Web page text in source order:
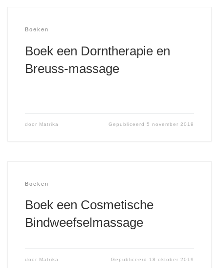
Boeken
Boek een Dorntherapie en
Breuss-massage
door Matrika Gepubliceerd5 november 2019
Boeken
Boek een Cosmetische
Bindweefselmassage
door Matrika Gepubliceerd 18 oktober 2019